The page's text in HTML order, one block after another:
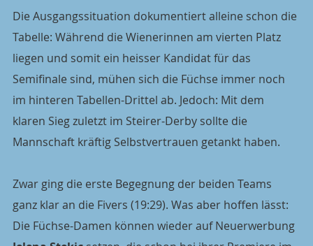
Die Ausgangssituation dokumentiert alleine schon die
Tabelle: Während die Wienerinnen am vierten Platz
liegen und somit ein heisser Kandidat für das
Semifinale sind, mühen sich die Füchse immer noch
im hinteren Tabellen-Drittel ab. Jedoch: Mit dem
klaren Sieg zuletzt im Steirer-Derby sollte die
Mannschaft kräftig Selbstvertrauen getankt haben.
Zwar ging die erste Begegnung der beiden Teams
ganz klar an die Fivers (19:29). Was aber hoffen lässt:
Die Füchse-Damen können wieder auf Neuerwerbung